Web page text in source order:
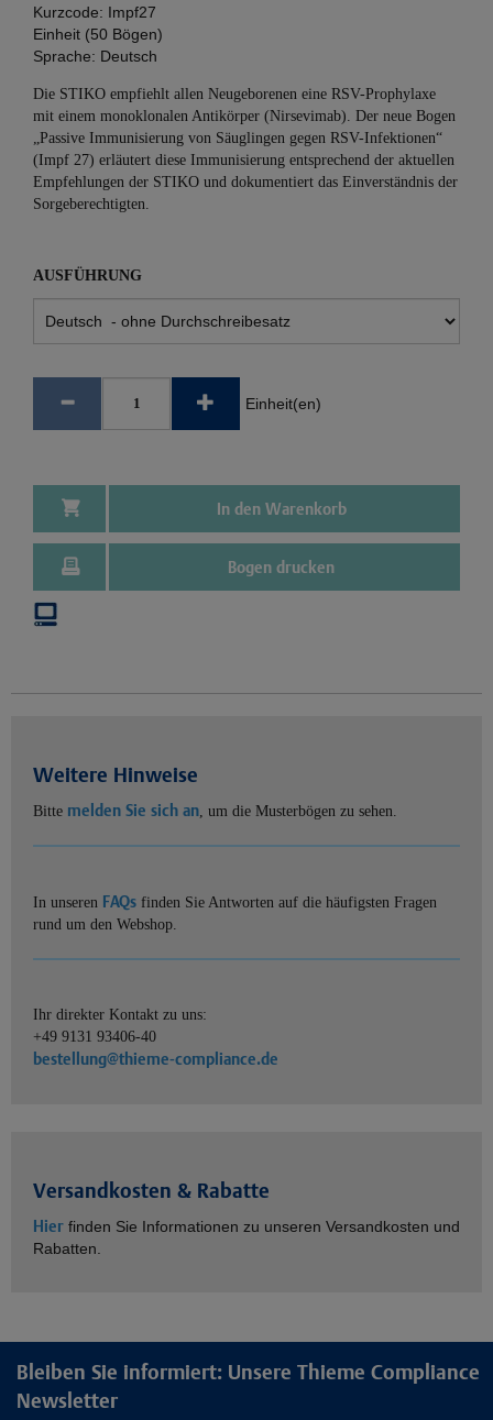
Kurzcode: Impf27
Einheit (50 Bögen)
Sprache: Deutsch
Die STIKO empfiehlt allen Neugeborenen eine RSV-Prophylaxe
mit einem monoklonalen Antikörper (Nirsevimab). Der neue Bogen
„Passive Immunisierung von Säuglingen gegen RSV-Infektionen“
(Impf 27) erläutert diese Immunisierung entsprechend der aktuellen
Empfehlungen der STIKO und dokumentiert das Einverständnis der
Sorgeberechtigten.
AUSFÜHRUNG
Einheit(en)
In den Warenkorb
Bogen drucken
Weitere Hinweise
Bitte melden Sie sich an, um die Musterbögen zu sehen.
In unseren FAQs finden Sie Antworten auf die häufigsten Fragen
rund um den Webshop.
Ihr direkter Kontakt zu uns:
+49 9131 93406-40
bestellung@thieme-compliance.de
Versandkosten & Rabatte
Hier finden Sie Informationen zu unseren Versandkosten und
Rabatten.
Bleiben Sie informiert: Unsere Thieme Compliance
Newsletter